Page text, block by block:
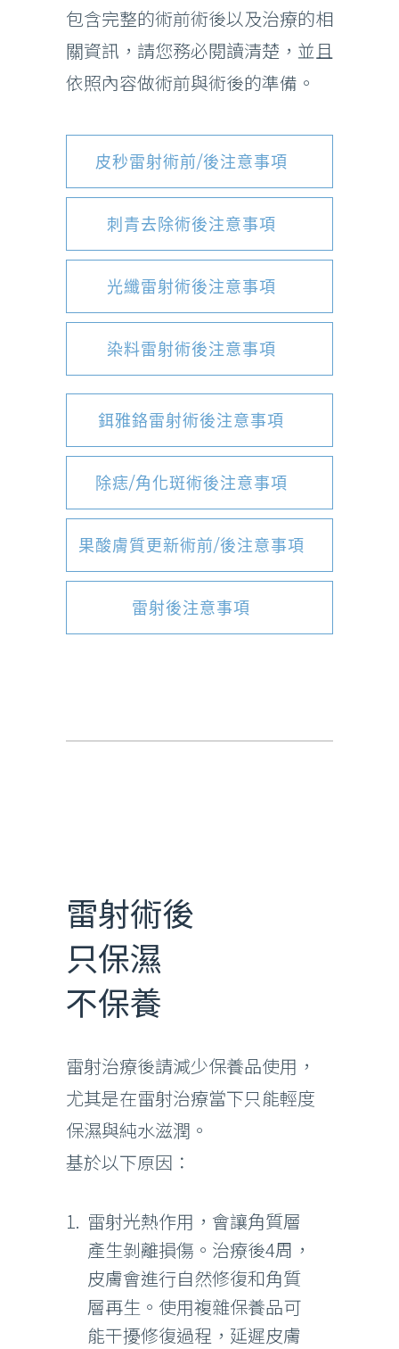
包含完整的術前術後以及治療的相
關資訊，請您務必閱讀清楚，並且
依照內容做術前與術後的準備。
皮秒雷射術前/後注意事項
刺青去除術後注意事項
光纖雷射術後注意事項
染料雷射術後注意事項
鉺雅鉻雷射術後注意事項
除痣/角化斑術後注意事項
果酸膚質更新術前/後注意事項
雷射後注意事項
雷射術後
只保濕
不保養
雷射治療後請減少保養品使用，
尤其是在雷射治療當下只能輕度
保濕與純水滋潤。
基於以下原因：
雷射光熱作用，會讓角質層
產生剝離損傷。治療後4周，
皮膚會進行自然修復和角質
層再生。使用複雜保養品可
能干擾修復過程，延遲皮膚